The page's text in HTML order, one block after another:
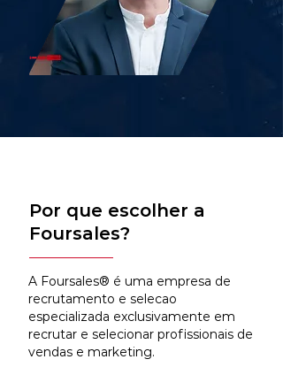
Por que escolher a
Foursales?
A Foursales® é uma empresa de
recrutamento e selecao
especializada exclusivamente em
recrutar e selecionar profissionais de
vendas e marketing.